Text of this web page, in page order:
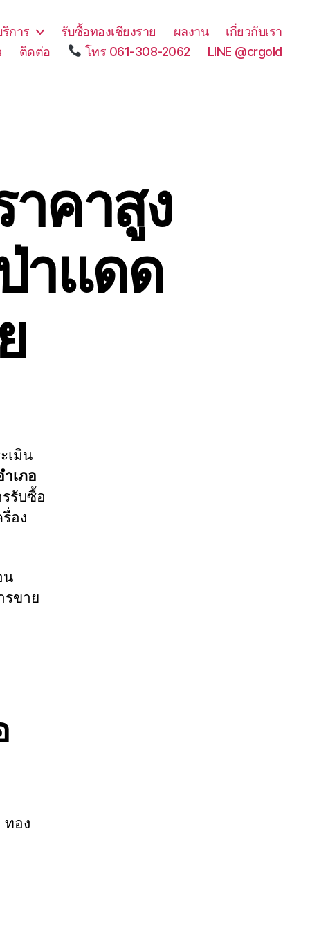
การ รับซื้อทองเชียงราย ผลงาน
เกี่ยวกับเรา
ติดต่อ โทร 061-308-2062 LINE @crgold
คาสูง
าแดด
เมิน
ำเภอ
รับซื้อ
อง
น
รขาย
ทอง